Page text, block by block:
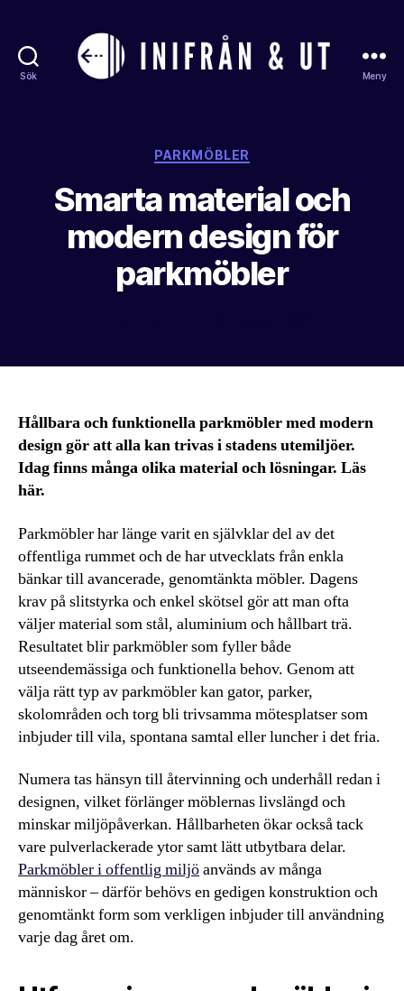
Sök Meny
Kategorier
PARKMÖBLER
Smarta material och
modern design för
parkmöbler
Hållbara och funktionella parkmöbler med modern
design gör att alla kan trivas i stadens utemiljöer.
Idag finns många olika material och lösningar. Läs
här.
Parkmöbler har länge varit en självklar del av det
offentliga rummet och de har utvecklats från enkla
bänkar till avancerade, genomtänkta möbler. Dagens
krav på slitstyrka och enkel skötsel gör att man ofta
väljer material som stål, aluminium och hållbart trä.
Resultatet blir parkmöbler som fyller både
utseendemässiga och funktionella behov. Genom att
välja rätt typ av parkmöbler kan gator, parker,
skolområden och torg bli trivsamma mötesplatser som
inbjuder till vila, spontana samtal eller luncher i det fria.
Numera tas hänsyn till återvinning och underhåll redan i
designen, vilket förlänger möblernas livslängd och
minskar miljöpåverkan. Hållbarheten ökar också tack
vare pulverlackerade ytor samt lätt utbytbara delar.
Parkmöbler i offentlig miljöanvänds av många
människor – därför behövs en gedigen konstruktion och
genomtänkt form som verkligen inbjuder till användning
varje dag året om.